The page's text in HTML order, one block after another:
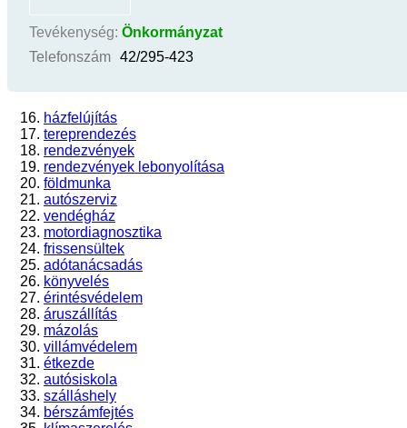
Tevékenység: Önkormányzat
Telefonszám 42/295-423
házfelújítás
tereprendezés
rendezvények
rendezvények lebonyolítása
földmunka
autószerviz
vendégház
motordiagnosztika
frissensültek
adótanácsadás
könyvelés
érintésvédelem
áruszállítás
mázolás
villámvédelem
étkezde
autósiskola
szálláshely
bérszámfejtés